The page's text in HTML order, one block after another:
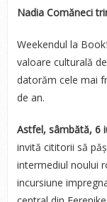
Nadia Comăneci
Weekendul la
valoare culturală
datorăm cele mai
de an.
Astfel, sâmbătă, 6
invită cititorii să
intermediul noului
incursiune